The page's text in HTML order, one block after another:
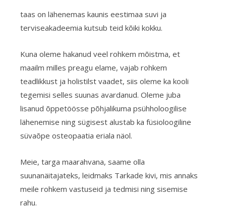
taas on lähenemas kaunis eestimaa suvi ja
terviseakadeemia kutsub teid kõiki kokku.
Kuna oleme hakanud veel rohkem mõistma, et
maailm milles preagu elame, vajab rohkem
teadlikkust ja holistilst vaadet, siis oleme ka kooli
tegemisi selles suunas avardanud. Oleme juba
lisanud õppetöösse põhjalikuma psühholoogilise
lähenemise ning sügisest alustab ka füsioloogiline
süvaõpe osteopaatia eriala näol.
Meie, targa maarahvana, saame olla
suunanäitajateks, leidmaks Tarkade kivi, mis annaks
meile rohkem vastuseid ja tedmisi ning sisemise
rahu.